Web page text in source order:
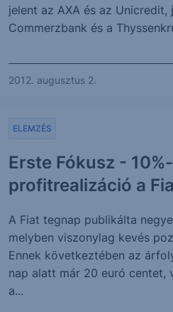
jelent az AXA és az Unicredit,
Commerzbank és a
2012. augusztus 2.
Erste Fókusz -
profitrealizáció a
ELEMZÉS
A Fiat tegnap publikálta
melyben viszonylag kevés
Ennek következtében az
nap alatt már 20 euró centet,
a...